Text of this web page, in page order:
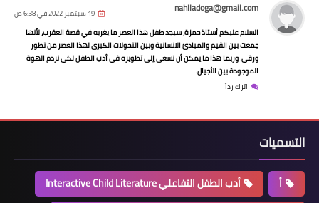
nahlladoga@gmail.com 19 سبتمبر 2022 في 6:38 ص
السلام عليكم أستاذ حمزة، سيجد طفل هذا العصر ما يغريه في قصة العقرب، لأنها
جمعت بين القيم والمبادئ الانسانية وبين التحولات الكبرى لهذا العصر من تطور
ورقي، وربما هذا ما يمكن أن نسعى إلى تطويره في أدب الطفل لكي نردم الهوة
الموجودة بين الأجيال.
اترك رداً
التسميات
أ
أدب الطفل التفاعلي Interactive Child Literature